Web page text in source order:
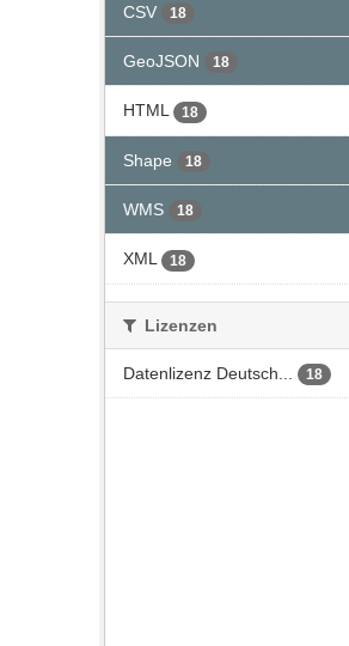
CSV 18
GeoJSON 18
HTML 18
Shape 18
WMS 18
XML 18
Lizenzen
Datenlizenz Deutsch... 18